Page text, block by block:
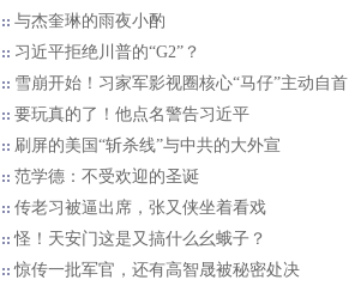
与杰奎琳的雨夜小酌
习近平拒绝川普的“G2”？
雪崩开始！习家军影视圈核心“马仔”主动自首
要玩真的了！他点名警告习近平
刷屏的美国“斩杀线”与中共的大外宣
范学德：不受欢迎的圣诞
传老习被逼出席，张又侠坐着看戏
怪！天安门这是又搞什么幺蛾子？
惊传一批军官，还有高智晟被秘密处决